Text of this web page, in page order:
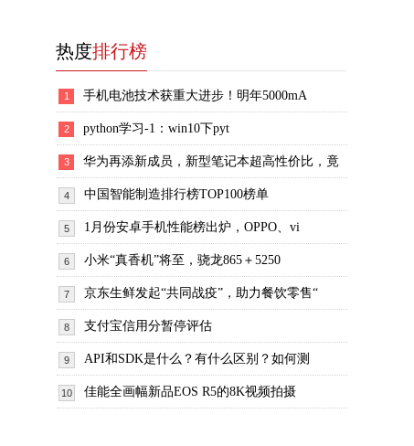
热度排行榜
1 手机电池技术获重大进步！明年5000mA
2 python学习-1：win10下pyt
3 华为再添新成员，新型笔记本超高性价比，竟
4 中国智能制造排行榜TOP100榜单
5 1月份安卓手机性能榜出炉，OPPO、vi
6 小米“真香机”将至，骁龙865＋5250
7 京东生鲜发起“共同战疫”，助力餐饮零售“
8 支付宝信用分暂停评估
9 API和SDK是什么？有什么区别？如何测
10 佳能全画幅新品EOS R5的8K视频拍摄